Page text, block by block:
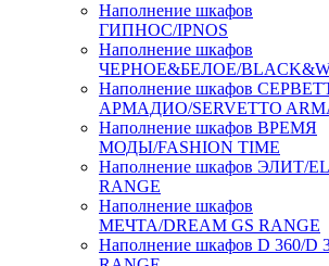
Наполнение шкафов
ГИПНОС/IPNOS
Наполнение шкафов
ЧЕРНОЕ&БЕЛОЕ/
Наполнение шкафов
АРМАДИО/SERVETTO
Наполнение шкафов ВРЕМЯ
МОДЫ/FASHION TIME
Наполнение шкафов ЭЛИТ/
RANGE
Наполнение шкафов
МЕЧТА/DREAM GS RANGE
Наполнение шкафов D 360/D